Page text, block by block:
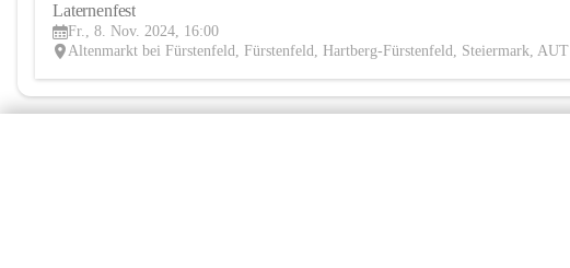
Laternenfest
Fr., 8. Nov. 2024, 16:00
Altenmarkt bei Fürstenfeld, Fürstenfeld, Hartberg-Fürstenfeld, Steiermark, AUT